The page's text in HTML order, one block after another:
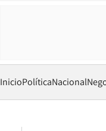
InicioPolíticaNacional